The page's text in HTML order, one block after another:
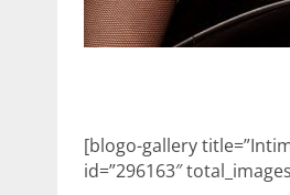
[blogo-gallery
id=”296163″